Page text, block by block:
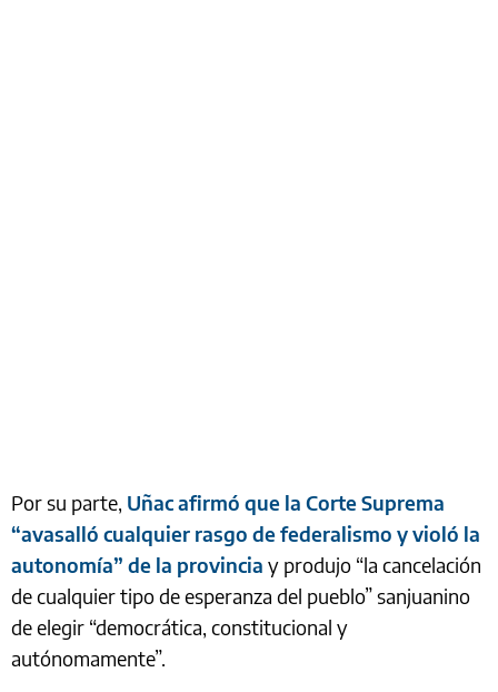
Por su parte, Uñac afirmó que la Corte Suprema
“avasalló cualquier rasgo de federalismo y violó la
autonomía” de la provincia y produjo “la cancelación
de cualquier tipo de esperanza del pueblo” sanjuanino
de elegir “democrática, constitucional y
autónomamente”.